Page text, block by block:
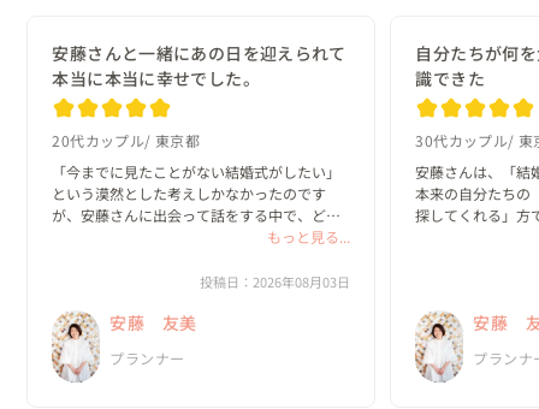
安藤さんと一緒にあの日を迎えられて
本当に本当に幸せでした。
20代カップル 東京都
「今までに見たことがない結婚式がしたい」
という漠然とした考えしかなかったのです
が、安藤さんに出会って話をする中で、どん
な一日にしたいのか？がどんどん具体的にな
ったことを、安藤さんは「何として...
もっと見る...
投稿日：2026年08月03日
安藤 友美
プランナー
自分たちが何
識できた
30代カップル 東
安藤さんは、「結
本来の自分たちの
探してくれる」方
新郎・新婦に招待
の、ほと...
安藤
プランナ